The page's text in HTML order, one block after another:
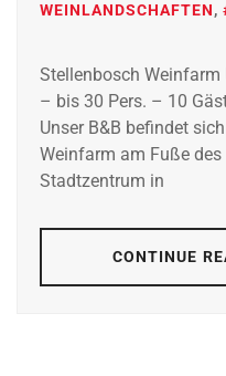
WEINLANDSCHAFTEN,
Stellenbosch
– bis 30 Pers. – 10
Unser B&B befindet
Weinfarm am Fuße
Stadtzentrum in
CONTINUE